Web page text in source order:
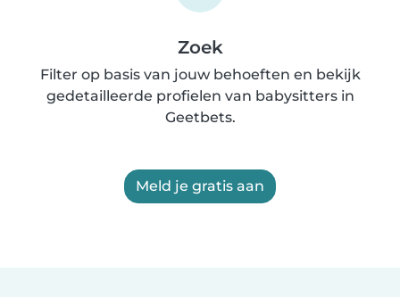
Zoek
Filter op basis van jouw behoeften en bekijk
gedetailleerde profielen van babysitters in
Geetbets.
Meld je gratis aan